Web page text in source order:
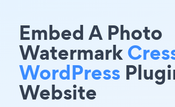
Embed A Photo
Watermark
WordPress
Website